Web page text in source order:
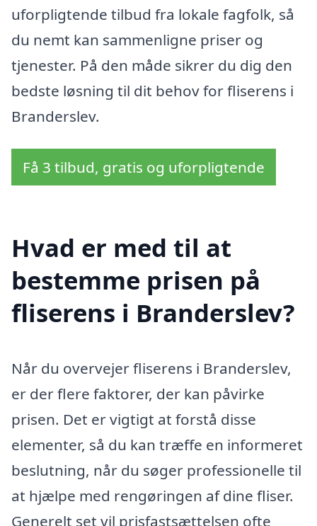
uforpligtende tilbud fra lokale fagfolk, så
du nemt kan sammenligne priser og
tjenester. På den måde sikrer du dig den
bedste løsning til dit behov for fliserens i
Branderslev.
Få 3 tilbud, gratis og uforpligtende
Hvad er med til at
bestemme prisen på
fliserens i Branderslev?
Når du overvejer fliserens i Branderslev,
er der flere faktorer, der kan påvirke
prisen. Det er vigtigt at forstå disse
elementer, så du kan træffe en informeret
beslutning, når du søger professionelle til
at hjælpe med rengøringen af dine fliser.
Generelt set vil prisfastsættelsen ofte